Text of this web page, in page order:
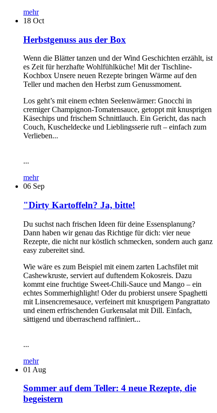
mehr
18 Oct
Herbstgenuss aus der Box
Wenn die Blätter tanzen und der Wind Geschichten erzählt, ist
es Zeit für herzhafte Wohlfühlküche! Mit der Tischline-
Kochbox Unsere neuen Rezepte bringen Wärme auf den
Teller und machen den Herbst zum Genussmoment.
Los geht’s mit einem echten Seelenwärmer: Gnocchi in
cremiger Champignon-Tomatensauce, getoppt mit knusprigen
Käsechips und frischem Schnittlauch. Ein Gericht, das nach
Couch, Kuscheldecke und Lieblingsserie ruft – einfach zum
Verlieben...
...
mehr
06 Sep
"Dirty Kartoffeln? Ja, bitte!
Du suchst nach frischen Ideen für deine Essensplanung?
Dann haben wir genau das Richtige für dich: vier neue
Rezepte, die nicht nur köstlich schmecken, sondern auch ganz
easy zubereitet sind.
Wie wäre es zum Beispiel mit einem zarten Lachsfilet mit
Cashewkruste, serviert auf duftendem Kokosreis. Dazu
kommt eine fruchtige Sweet-Chili-Sauce und Mango – ein
echtes Sommerhighlight! Oder du probierst unsere Spaghetti
mit Linsencremesauce, verfeinert mit knusprigem Pangrattato
und einem erfrischenden Gurkensalat mit Dill. Einfach,
sättigend und überraschend raffiniert...
...
mehr
01 Aug
Sommer auf dem Teller: 4 neue Rezepte, die
begeistern